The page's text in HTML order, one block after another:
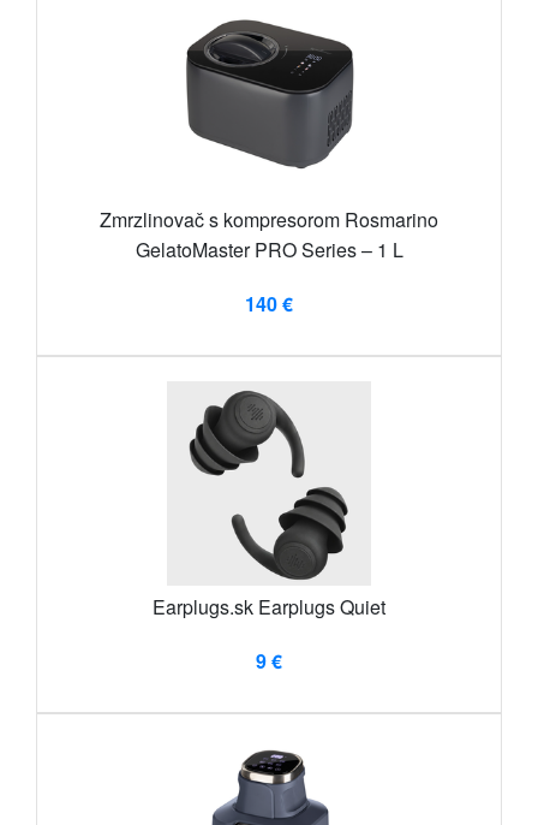
Zmrzlinovač s kompresorom Rosmarino
GelatoMaster PRO Series – 1 L
140 €
Earplugs.sk Earplugs Quiet
9 €